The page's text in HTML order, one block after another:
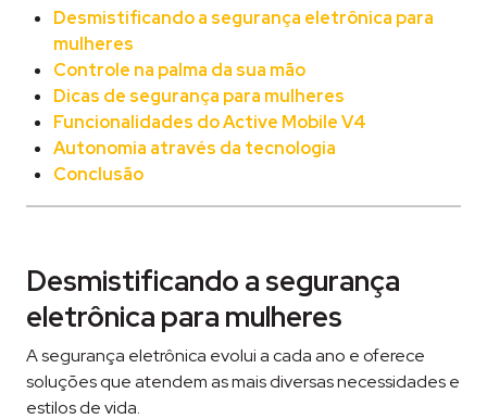
Desmistificando a segurança eletrônica para
mulheres
Controle na palma da sua mão
Dicas de segurança para mulheres
Funcionalidades do Active Mobile V4
Autonomia através da tecnologia
Conclusão
Desmistificando a segurança
eletrônica para mulheres
A segurança eletrônica evolui a cada ano e oferece
soluções que atendem as mais diversas necessidades e
estilos de vida.